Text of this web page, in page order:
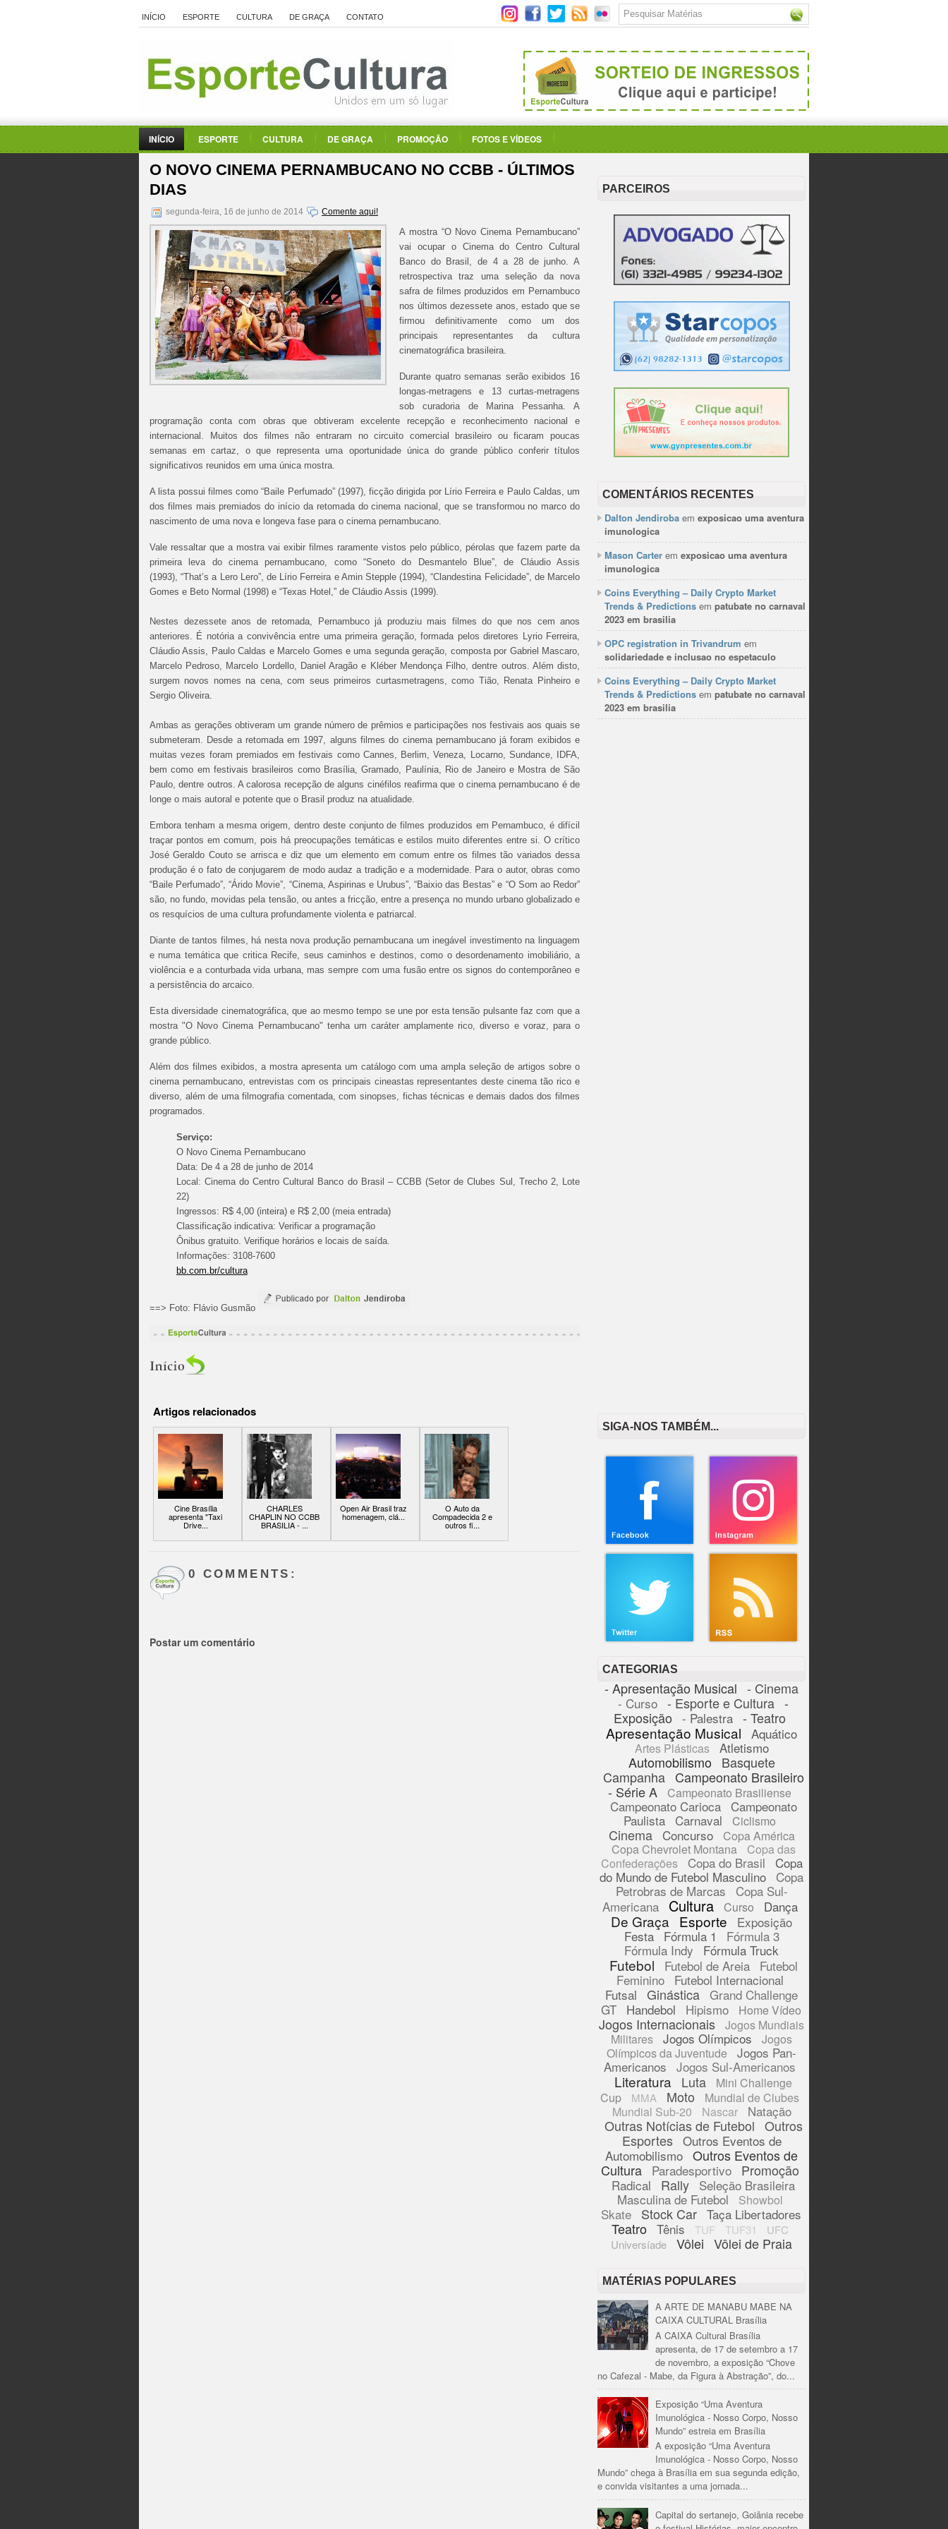
INÍCIO ESPORTE CULTURA DE GRAÇA CONTATO
INÍCIO ESPORTE CULTURA DE GRAÇA PROMOÇÃO FOTOS E VÍDEOS
O NOVO CINEMA PERNAMBUCANO NO CCBB - ÚLTIMOS
DIAS
segunda-feira, 16 de junho de 2014 Comente aqui!
A mostra “O Novo Cinema Pernambucano”
vai ocupar o Cinema do Centro Cultural
Banco do Brasil, de 4 a 28 de junho. A
retrospectiva traz uma seleção da nova
safra de filmes produzidos em Pernambuco
nos últimos dezessete anos, estado que se
firmou definitivamente como um dos
principais representantes da cultura
cinematográfica brasileira.
Durante quatro semanas serão exibidos 16
longas-metragens e 13 curtas-metragens
sob curadoria de Marina Pessanha. A
programação conta com obras que obtiveram excelente recepção e reconhecimento nacional e
internacional. Muitos dos filmes não entraram no circuito comercial brasileiro ou ficaram poucas
semanas em cartaz, o que representa uma oportunidade única do grande público conferir títulos
significativos reunidos em uma única mostra.
A lista possui filmes como “Baile Perfumado” (1997), ficção dirigida por Lírio Ferreira e Paulo Caldas, um
dos filmes mais premiados do início da retomada do cinema nacional, que se transformou no marco do
nascimento de uma nova e longeva fase para o cinema pernambucano.
Vale ressaltar que a mostra vai exibir filmes raramente vistos pelo público, pérolas que fazem parte da
primeira leva do cinema pernambucano, como “Soneto do Desmantelo Blue”, de Cláudio Assis
(1993), “That’s a Lero Lero”, de Lírio Ferreira e Amin Stepple (1994), “Clandestina Felicidade”, de Marcelo
Gomes e Beto Normal (1998) e “Texas Hotel,” de Cláudio Assis (1999).
Nestes dezessete anos de retomada, Pernambuco já produziu mais filmes do que nos cem anos
anteriores. É notória a convivência entre uma primeira geração, formada pelos diretores Lyrio Ferreira,
Cláudio Assis, Paulo Caldas e Marcelo Gomes e uma segunda geração, composta por Gabriel Mascaro,
Marcelo Pedroso, Marcelo Lordello, Daniel Aragão e Kléber Mendonça Filho, dentre outros. Além disto,
surgem novos nomes na cena, com seus primeiros curtas­metragens, como Tião, Renata Pinheiro e
Sergio Oliveira.
Ambas as gerações obtiveram um grande número de prêmios e participações nos festivais aos quais se
submeteram. Desde a retomada em 1997, alguns filmes do cinema pernambucano já foram exibidos e
muitas vezes foram premiados em festivais como Cannes, Berlim, Veneza, Locarno, Sundance, IDFA,
bem como em festivais brasileiros como Brasília, Gramado, Paulínia, Rio de Janeiro e Mostra de São
Paulo, dentre outros. A calorosa recepção de alguns cinéfilos reafirma que o cinema pernambucano é de
longe o mais autoral e potente que o Brasil produz na atualidade.
Embora tenham a mesma origem, dentro deste conjunto de filmes produzidos em Pernambuco, é difícil
traçar pontos em comum, pois há preocupações temáticas e estilos muito diferentes entre si. O crítico
José Geraldo Couto se arrisca e diz que um elemento em comum entre os filmes tão variados dessa
produção é o fato de conjugarem de modo audaz a tradição e a modernidade. Para o autor, obras como
“Baile Perfumado”, “Árido Movie”, “Cinema, Aspirinas e Urubus”, “Baixio das Bestas” e “O Som ao Redor”
são, no fundo, movidas pela tensão, ou antes a fricção, entre a presença no mundo urbano globalizado e
os resquícios de uma cultura profundamente violenta e patriarcal.
Diante de tantos filmes, há nesta nova produção pernambucana um inegável investimento na linguagem
e numa temática que critica Recife, seus caminhos e destinos, como o desordenamento imobiliário, a
violência e a conturbada vida urbana, mas sempre com uma fusão entre os signos do contemporâneo e
a persistência do arcaico.
Esta diversidade cinematográfica, que ao mesmo tempo se une por esta tensão pulsante faz com que a
mostra "O Novo Cinema Pernambucano" tenha um caráter amplamente rico, diverso e voraz, para o
grande público.
Além dos filmes exibidos, a mostra apresenta um catálogo com uma ampla seleção de artigos sobre o
cinema pernambucano, entrevistas com os principais cineastas representantes deste cinema tão rico e
diverso, além de uma filmografia comentada, com sinopses, fichas técnicas e demais dados dos filmes
programados.
Serviço:
O Novo Cinema Pernambucano
Data: De 4 a 28 de junho de 2014
Local: Cinema do Centro Cultural Banco do Brasil – CCBB (Setor de Clubes Sul, Trecho 2, Lote
22)
Ingressos: R$ 4,00 (inteira) e R$ 2,00 (meia entrada)
Classificação indicativa: Verificar a programação
Ônibus gratuito. Verifique horários e locais de saída.
Informações: 3108-7600
bb.com.br/cultura
==> Foto: Flávio Gusmão
Artigos relacionados
Cine Brasília
apresenta "Taxi
Drive...
CHARLES
CHAPLIN NO CCBB
BRASILIA - ...
Open Air Brasil traz
homenagem, clá...
O Auto da
Compadecida 2 e
outros fi...
0 COMMENTS:
Postar um comentário
PARCEIROS
COMENTÁRIOS RECENTES
Dalton Jendiroba em exposicao uma aventura
imunologica
Mason Carter em exposicao uma aventura
imunologica
Coins Everything – Daily Crypto Market
Trends & Predictions em patubate no carnaval
2023 em brasilia
OPC registration in Trivandrum em
solidariedade e inclusao no espetaculo
Coins Everything – Daily Crypto Market
Trends & Predictions em patubate no carnaval
2023 em brasilia
SIGA-NOS TAMBÉM...
CATEGORIAS
- Apresentação Musical - Cinema
- Curso - Esporte e Cultura -
Exposição - Palestra - Teatro
Apresentação Musical Aquático
Artes Plásticas Atletismo
Automobilismo
Basquete
Campanha Campeonato Brasileiro
- Série A
Campeonato Brasiliense
Campeonato Carioca
Campeonato
Paulista Carnaval Ciclismo
Cinema Concurso
Copa América
Copa Chevrolet Montana
Copa das
Confederações
Copa do Brasil Copa
do Mundo de Futebol Masculino Copa
Petrobras de Marcas
Copa Sul-
Americana
Cultura Curso Dança
De Graça Esporte
Exposição
Festa
Fórmula 1
Fórmula 3
Fórmula Indy
Fórmula Truck
Futebol Futebol de Areia
Futebol
Feminino
Futebol Internacional
Futsal Ginástica Grand Challenge
GT Handebol Hipismo Home Vídeo
Jogos Internacionais
Jogos Mundiais
Militares
Jogos Olímpicos
Jogos
Olímpicos da Juventude
Jogos Pan-
Americanos Jogos Sul-Americanos
Literatura Luta
Mini Challenge
Cup
MMA Moto
Mundial de Clubes
Mundial Sub-20
Nascar Natação
Outras Notícias de Futebol Outros
Esportes Outros Eventos de
Automobilismo Outros Eventos de
Cultura
Paradesportivo Promoção
Radical Rally Seleção Brasileira
Masculina de Futebol
Showbol
Skate Stock Car Taça Libertadores
Teatro Tênis TUF TUF31
UFC
Universíade
Vôlei Vôlei de Praia
MATÉRIAS POPULARES
A ARTE DE MANABU MABE NA
CAIXA CULTURAL Brasília
A CAIXA Cultural Brasília
apresenta, de 17 de setembro a 17
de novembro, a exposição “Chove
no Cafezal - Mabe, da Figura à Abstração”, do...
Exposição “Uma Aventura
Imunológica - Nosso Corpo, Nosso
Mundo” estreia em Brasília
A exposição “Uma Aventura
Imunológica - Nosso Corpo, Nosso
Mundo” chega à Brasília em sua segunda edição,
e convida visitantes a uma jornada...
Capital do sertanejo, Goiânia recebe